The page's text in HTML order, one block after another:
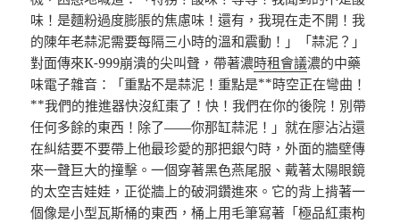
味！是麵粉過度膨脹的焦慮味！還有，我現在走不開！我
的陳年老蒜泥需要每隔三小時的溫和震動！」「蒜泥？」
對面傳來K-999崩潰的尖叫聲，帶著濃時租會議濃的中藥
味電子雜音：「重點不是蒜泥！重點是**時空正在彎曲！
**我們的推進器快沒紅棗了！快！我們在你的後院！別帶
任何多餘的東西！除了——你那缸蒜泥！」就在廖沾沾還
在糾結要不要帶上他最珍愛的那把銀勺時，外面的牆壁傳
來一聲巨大的撞擊。一個穿著黑色燕尾服、戴著太陽眼鏡
的太空吉娃娃，正從牆上的破洞鑽進來。它的背上揹著一
個像是小型瓦斯桶的東西，桶上用毛筆寫著「極品紅棗枸